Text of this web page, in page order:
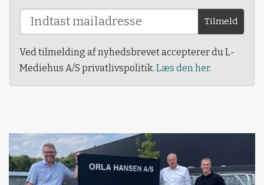
Tilmeld
Ved tilmelding af nyhedsbrevet accepterer du L-
Mediehus A/S privatlivspolitik. Læs den her.